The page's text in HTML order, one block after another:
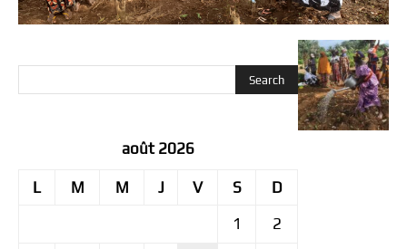
août 2026
L M M J V S
D
1
2